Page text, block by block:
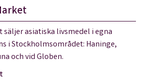
säljer asiatiska livsmedel i egna
i Stockholmsområdet: Haninge,
och vid Globen.